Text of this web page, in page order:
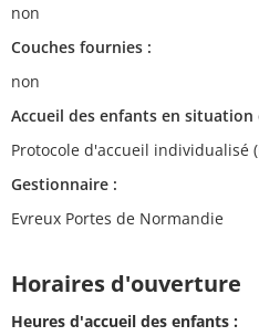
non
Couches fournies :
non
Accueil des enfants en situation
Protocole d'accueil individualisé
Gestionnaire :
Evreux Portes de Normandie
Horaires d'ouverture
Heures d'accueil des enfants :